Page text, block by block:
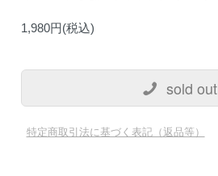
1,980円(税込)
sold out
特定商取引法に基づく表記（返品等）